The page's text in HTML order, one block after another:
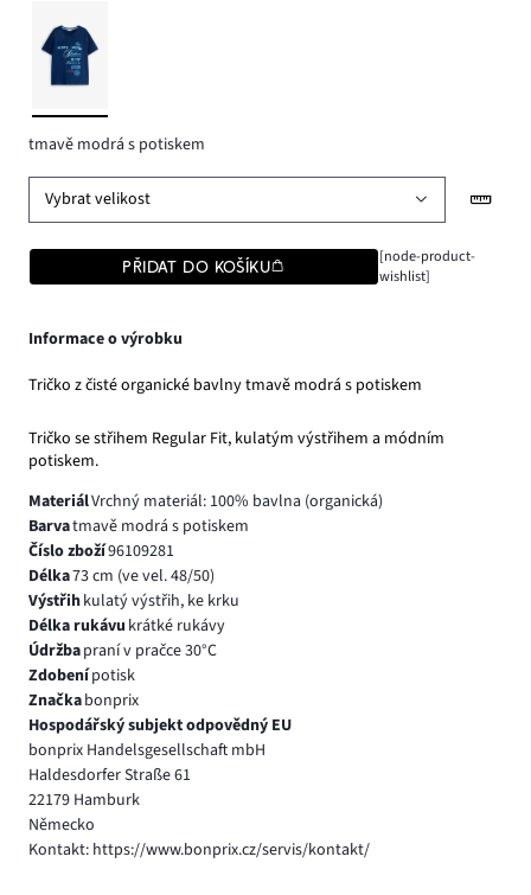
tmavě modrá s potiskem
Vybrat velikost
PŘIDAT DO KOŠÍKU
[node-product-
wishlist]
Informace o výrobku
Tričko z čisté organické bavlny tmavě modrá s potiskem
Tričko se střihem Regular Fit, kulatým výstřihem a módním
potiskem.
MateriálVrchný materiál: 100% bavlna (organická)
Barvatmavě modrá s potiskem
Číslo zboží96109281
Délka73 cm (ve vel. 48/50)
Výstřihkulatý výstřih, ke krku
Délka rukávu krátké rukávy
Údržbapraní v pračce 30°C
Zdobenípotisk
Značkabonprix
Hospodářský subjekt odpovědný EU
bonprix Handelsgesellschaft mbH
Haldesdorfer Straße 61
22179 Hamburk
Německo
Kontakt: https://www.bonprix.cz/servis/kontakt/